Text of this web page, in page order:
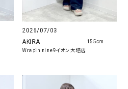
2026/07/03
AKIRA
Wrapin nine9イオン大塔店
155cm